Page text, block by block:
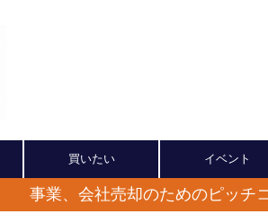
買いたい イベント
事業、会社売却のためのピッチ